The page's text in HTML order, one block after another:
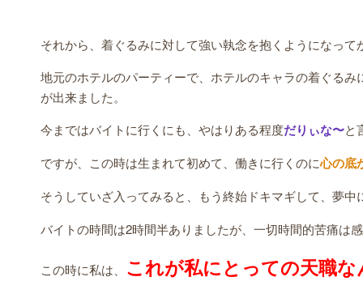
それから、着ぐるみに対して強い執念を抱くようになって
地元のホテルのパーティーで、ホテルのキャラの着ぐる
が出来ました。
今まではバイトに行くにも、やはりある程度だりぃな〜と
ですが、この時は生まれて初めて、働きに行くのに心の底
そうしていざ入ってみると、もう終始ドキマギして、夢
バイトの時間は2時間半ありましたが、一切時間的苦痛は
この時に私は、 これが私にとっての天職な